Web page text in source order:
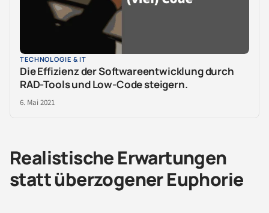
TECHNOLOGIE & IT
Die Effizienz der Softwareentwicklung durch
RAD-Tools und Low-Code steigern.
6. Mai 2021
Realistische Erwartungen
statt überzogener Euphorie